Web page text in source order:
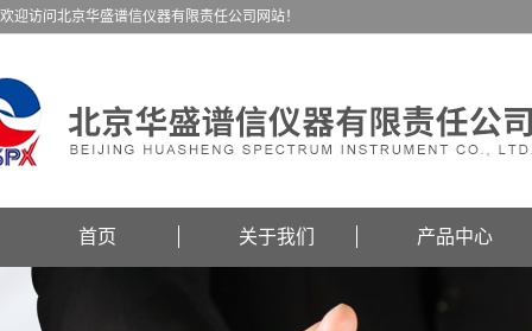
欢迎访问北京华盛谱信仪器有限责任公司网站！
首页 关于我们 产品中心